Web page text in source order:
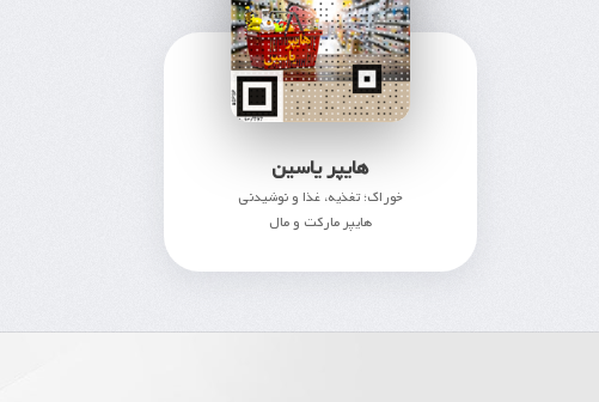
هایپر یاسین
خوراک؛ تغذیه، غذا و نوشیدنی
هایپر مارکت و مال
376